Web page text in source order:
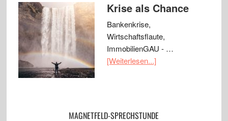
Krise als Chance
Bankenkrise,
Wirtschaftsflaute,
ImmobilienGAU - …
[Weiterlesen...]
MAGNETFELD-SPRECHSTUNDE